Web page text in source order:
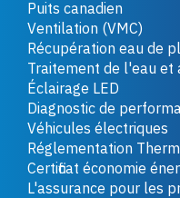
Puits canadien
Ventilation (VMC)
Récupération eau de
Traitement de l'eau et
Éclairage LED
Diagnostic de
Véhicules électriques
Réglementation
Certificat économie
L'assurance pour les